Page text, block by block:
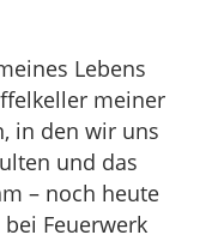
Lebens
meiner
in den wir uns
und das
– noch heute
Feuerwerk